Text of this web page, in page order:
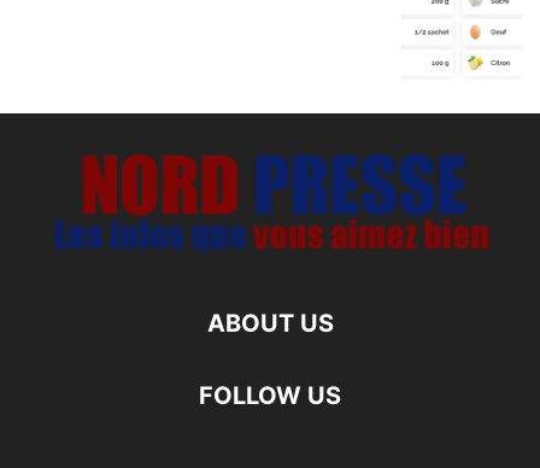
ABOUT US
FOLLOW US